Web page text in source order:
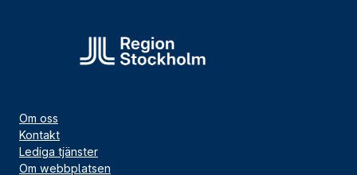
Om oss
Kontakt
Lediga tjänster
Om webbplatsen